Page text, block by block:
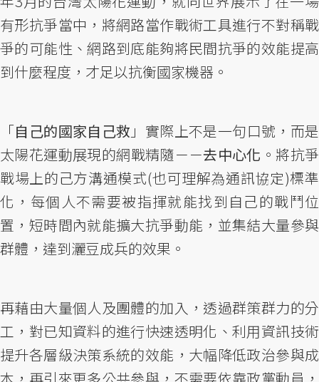
有形抗爭當中，將網路當作戰術工具進行不對稱戰
爭的可能性、網路到底能夠將民間抗爭的效能提高
到什麼程度，才足以抗衡國家機器。
「自己的國家自己救 」實際上不是一句口號，而是
太陽花運動展現的網戰精隨－－去中心化 。將抗爭
戰場上的己方溝通模式(也可理解為通訊協定)標準
化，每個人不需要被指揮就能找到自己的戰鬥位
置，短時間內就能擴大抗爭動能，並集結大量參與
群體，達到灑豆成兵的效果。
再藉由大量個人及團體的加入，透過群策群力的分
工，對已知資料的進行快速透明化、利用資訊技術
提升各層級決策系統的效能，大幅降低政治參與成